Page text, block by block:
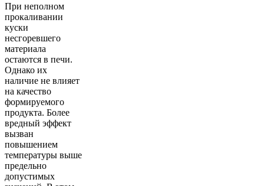
При неполном
прокаливании
куски
несгоревшего
материала
остаются в печи.
Однако их
наличие не влияет
на качество
формируемого
продукта. Более
вредный эффект
вызван
повышением
температуры выше
предельно
допустимых